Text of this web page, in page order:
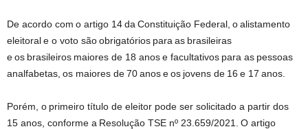
De acordo com o artigo 14 da Constituição Federal, o alistamento
eleitoral e o voto são obrigatórios para as brasileiras
e os brasileiros maiores de 18 anos e facultativos para as pessoas
analfabetas, os maiores de 70 anos e os jovens de 16 e 17 anos.
Porém, o primeiro título de eleitor pode ser solicitado a partir dos
15 anos, conforme a Resolução TSE nº 23.659/2021. O artigo